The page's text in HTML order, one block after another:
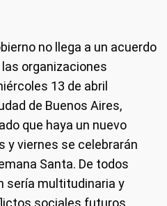
no llega a un acuerdo
organizaciones
13 de abril
de Buenos Aires,
que haya un nuevo
y viernes se celebrarán
Santa. De todos
sería multitudinaria y
sociales futuros.